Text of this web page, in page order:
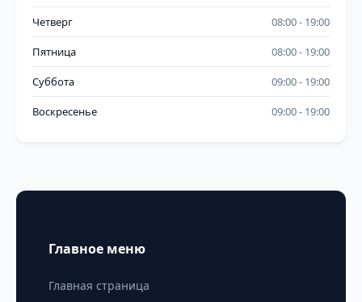
Четверг 08:00 19:00
Пятница 08:00 19:00
Суббота 09:00 19:00
Воскресенье 09:00 19:00
Главное меню
Главная страница